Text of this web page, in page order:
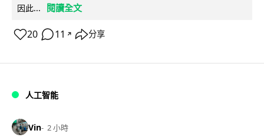
因此...
閱讀全文
20 11 ↗ 分享
人工智能
Vin 2 小時